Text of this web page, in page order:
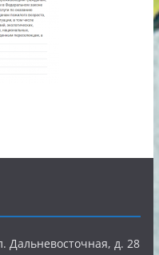
Дальневосточная, д. 28